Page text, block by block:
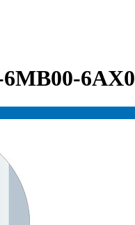
6MB00-6AX0